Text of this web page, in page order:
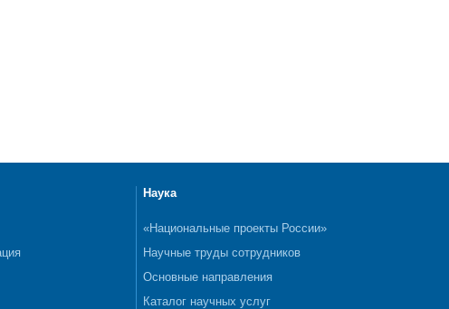
Наука
«Национальные проекты России»
Научные труды сотрудников
Основные направления
Каталог научных услуг